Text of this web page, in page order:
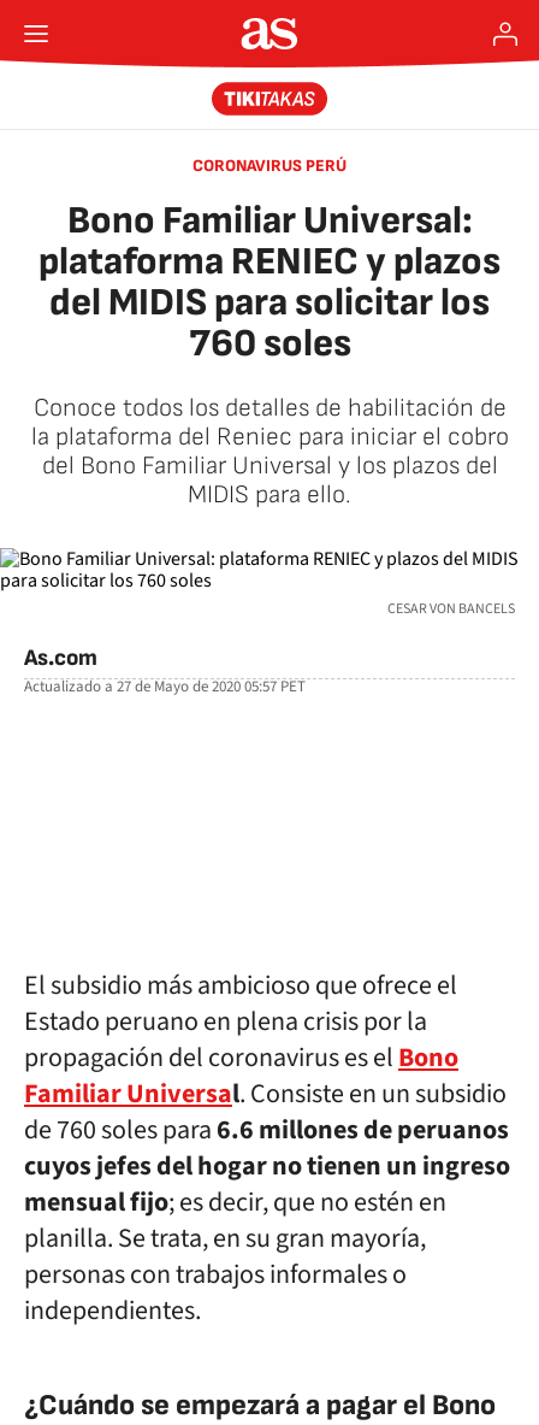
CORONAVIRUS PERÚ
Bono Familiar Universal:
plataforma RENIEC y plazos
del MIDIS para solicitar los
760 soles
Conoce todos los detalles de habilitación de
la plataforma del Reniec para iniciar el cobro
del Bono Familiar Universal y los plazos del
MIDIS para ello.
CESAR VON BANCELS
As.com
Actualizado a27 de Mayo de 2020 05:57PET
El subsidio más ambicioso que ofrece el
Estado peruano en plena crisis por la
propagación del coronavirus es elBono
Familiar Universal. Consiste en un subsidio
de 760 soles para6.6 millones de peruanos
cuyos jefes del hogar no tienen un ingreso
mensual fijo; es decir, que no estén en
planilla. Se trata, en su gran mayoría,
personas con trabajos informales o
independientes.
¿Cuándo se empezará a pagar el Bono